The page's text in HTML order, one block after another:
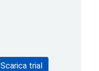
Scarica trial